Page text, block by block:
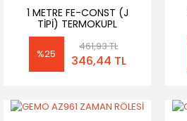
1 METRE FE-CONST (J
TİPİ) TERMOKUPL
%25
461,93 TL
346,44 TL